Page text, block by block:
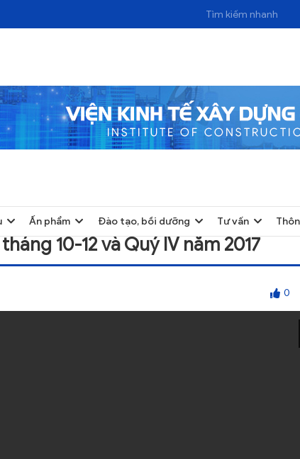
Ấn phẩm Đào tạo, bồi dưỡng Tư vấn
10-12 và Quý IV năm 2017
0